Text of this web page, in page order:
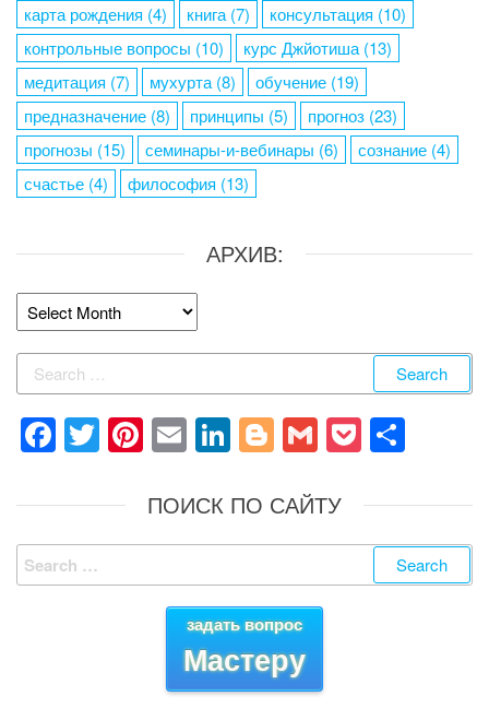
карта рождения (4) книга (7) консультация (10)
контрольные вопросы (10) курс Джйотиша (13)
медитация (7) мухурта (8) обучение (19)
предназначение (8) принципы (5) прогноз (23)
прогнозы (15) семинары-и-вебинары (6) сознание (4)
счастье (4) философия (13)
АРХИВ:
Архив:
Search
for:
F
a
c
e
b
T
wi
tt
er
Pi
nt
er
e
st
E
m
ail
Li
n
k
e
dI
n
Bl
o
g
g
er
G
m
ail
P
o
ck
et
ar
e
ПОИСК ПО САЙТУ
Search
for:
задать вопрос
Мастеру